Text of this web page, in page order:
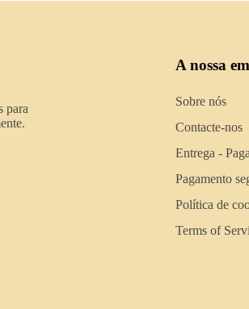
para
A nossa
Sobre nós
Contacte-nos
Entrega -
Pagamento
Política de
Terms of